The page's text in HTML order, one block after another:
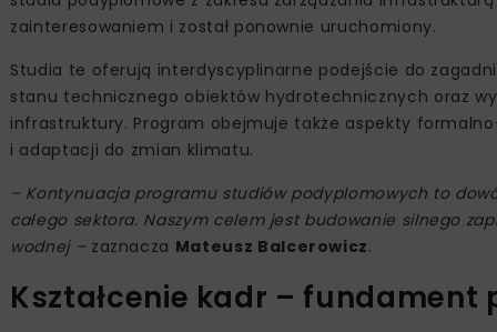
zainteresowaniem i został ponownie uruchomiony.
Studia te oferują interdyscyplinarne podejście do
stanu technicznego obiektów hydrotechnicznych oraz
infrastruktury. Program obejmuje także aspekty
i adaptacji do zmian klimatu.
– Kontynuacja programu studiów podyplomowych to
całego sektora. Naszym celem jest budowanie silnego
wodnej – zaznacza Mateusz Balcerowicz.
Kształcenie kadr – fundament